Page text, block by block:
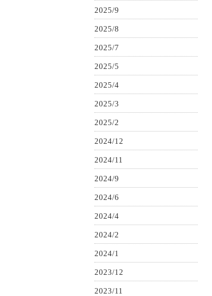
2025/9
2025/8
2025/7
2025/5
2025/4
2025/3
2025/2
2024/12
2024/11
2024/9
2024/6
2024/4
2024/2
2024/1
2023/12
2023/11